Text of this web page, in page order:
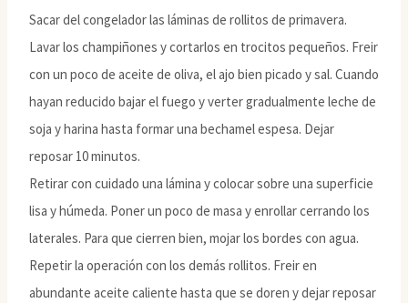
Sacar del congelador las láminas de rollitos de primavera.
Lavar los champiñones y cortarlos en trocitos pequeños. Freir
con un poco de aceite de oliva, el ajo bien picado y sal. Cuando
hayan reducido bajar el fuego y verter gradualmente leche de
soja y harina hasta formar una bechamel espesa. Dejar
reposar 10 minutos.
Retirar con cuidado una lámina y colocar sobre una superficie
lisa y húmeda. Poner un poco de masa y enrollar cerrando los
laterales. Para que cierren bien, mojar los bordes con agua.
Repetir la operación con los demás rollitos. Freir en
abundante aceite caliente hasta que se doren y dejar reposar